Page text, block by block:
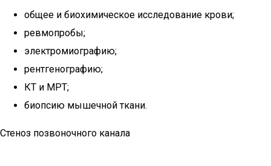
общее и биохимическое исследование крови;
ревмопробы;
электромиографию;
рентгенографию;
КТ и МРТ;
биопсию мышечной ткани.
Стеноз позвоночного канала